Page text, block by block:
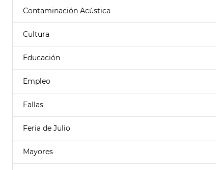
Contaminación Acústica
Cultura
Educación
Empleo
Fallas
Feria de Julio
Mayores